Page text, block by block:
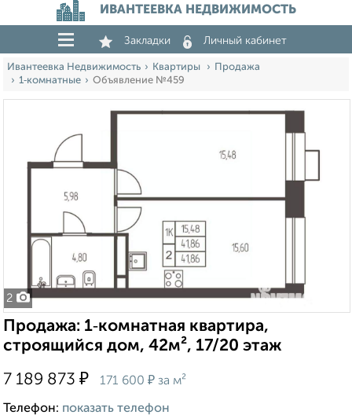
ИВАНТЕЕВКА НЕДВИЖИМОСТЬ
Закладки Личный кабинет
Ивантеевка Недвижимость Квартиры
Продажа
1‑комнатные
Объявление №459
2
Продажа: 1‑комнатная квартира,
строящийся дом, 42м², 17/20 этаж
7 189 873 ₽ 171 600 ₽ за м²
Телефон: показать телефон